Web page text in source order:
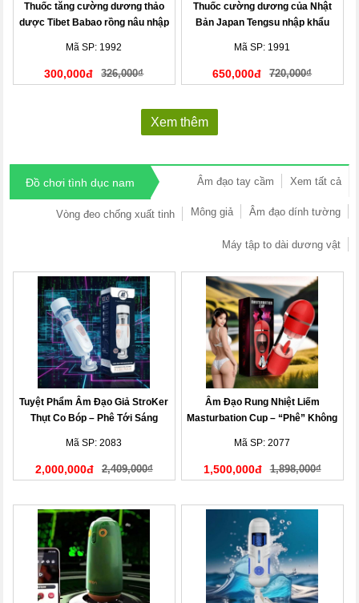
Thuốc tăng cường dương thảo
dược Tibet Babao rồng nâu nhập
Mã SP: 1992
300,000đ 326,000₫
Thuốc cường dương của Nhật
Bản Japan Tengsu nhập khẩu
Mã SP: 1991
650,000đ 720,000₫
Xem thêm
Đồ chơi tình dục nam Xem tất cả
Âm đạo tay cầm
Âm đạo dính tường
Mông giả
Vòng đeo chống xuất tinh
Máy tập to dài dương vật
Tuyệt Phẩm Âm Đạo Giả StroKer
Thụt Co Bóp – Phê Tới Sáng
Mã SP: 2083
2,000,000đ 2,409,000₫
Âm Đạo Rung Nhiệt Liếm
Masturbation Cup – “Phê” Không
Mã SP: 2077
1,500,000đ 1,898,000₫